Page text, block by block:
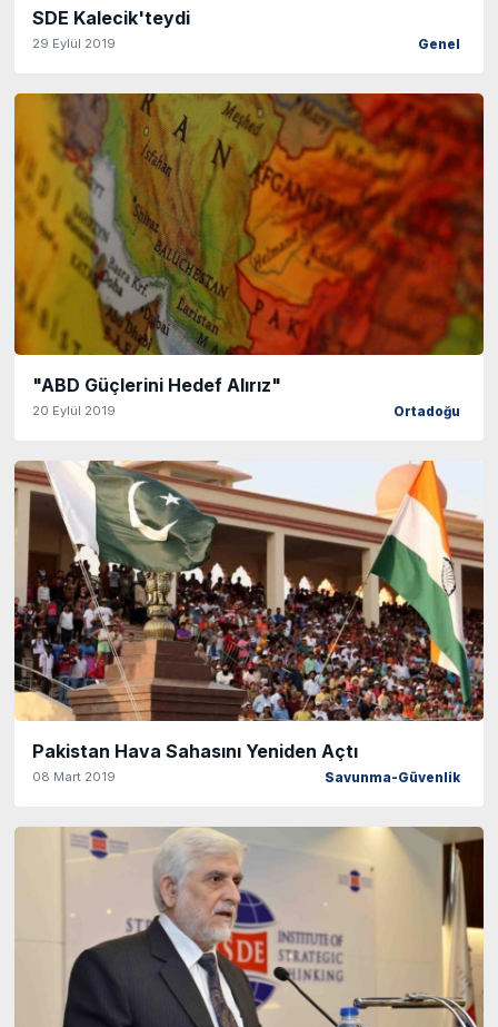
SDE Kalecik'teydi
29 Eylül 2019 Genel
"ABD Güçlerini Hedef Alırız"
20 Eylül 2019 Ortadoğu
Pakistan Hava Sahasını Yeniden Açtı
08 Mart 2019 Savunma-Güvenlik